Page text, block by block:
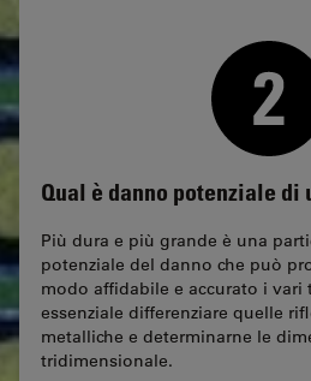
Qual è danno potenziale
Più dura e più grande è una
potenziale del danno che può
modo affidabile e accurato i vari
essenziale differenziare quelle
metalliche e determinarne le
tridimensionale.